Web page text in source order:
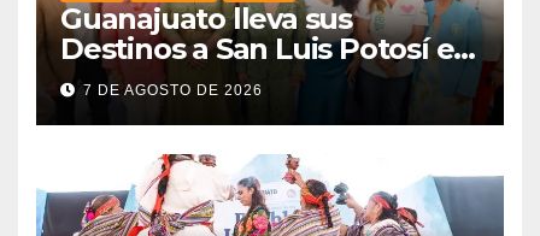
Guanajuato lleva sus
Destinos a San Luis Potosí en
vísperas de la FENAPO
7 DE AGOSTO DE 2026